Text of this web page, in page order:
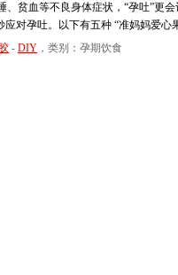
贫血等不良身体症状，“孕吐”更
对孕吐。以下有五种 “准妈妈爱心
- DIY ，类别：孕期饮食